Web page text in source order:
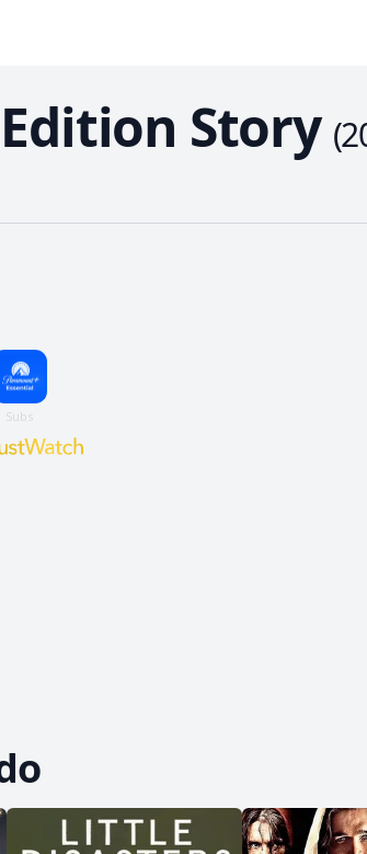
Story (